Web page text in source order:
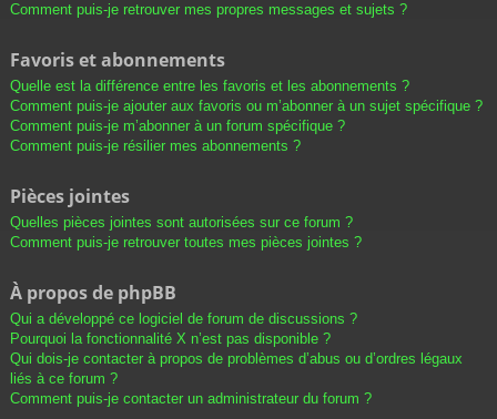
Comment puis-je retrouver mes propres messages et sujets ?
Favoris et abonnements
Quelle est la différence entre les favoris et les abonnements ?
Comment puis-je ajouter aux favoris ou m’abonner à un sujet spécifique ?
Comment puis-je m’abonner à un forum spécifique ?
Comment puis-je résilier mes abonnements ?
Pièces jointes
Quelles pièces jointes sont autorisées sur ce forum ?
Comment puis-je retrouver toutes mes pièces jointes ?
À propos de phpBB
Qui a développé ce logiciel de forum de discussions ?
Pourquoi la fonctionnalité X n’est pas disponible ?
Qui dois-je contacter à propos de problèmes d’abus ou d’ordres légaux
liés à ce forum ?
Comment puis-je contacter un administrateur du forum ?